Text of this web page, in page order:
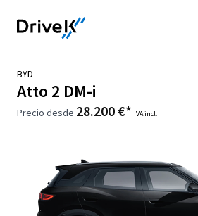
BYD
Atto 2 DM-i
Precio desde 28.200 €* IVA incl.